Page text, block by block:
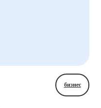
бизнес